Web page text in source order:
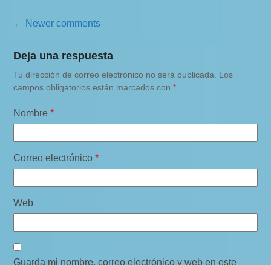
N
v
e
a
i
ó
n
d
c
o
← Newer comments
Deja una respuesta
Tu dirección de correo electrónico no será publicada.
Los
campos obligatorios están marcados con*
Nombre*
Correo electrónico*
Web
Guarda mi nombre, correo electrónico y web en este